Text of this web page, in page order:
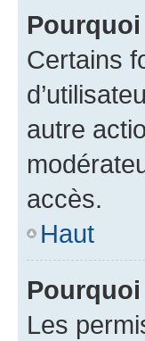
Certains
autre
accès.
Haut
Les